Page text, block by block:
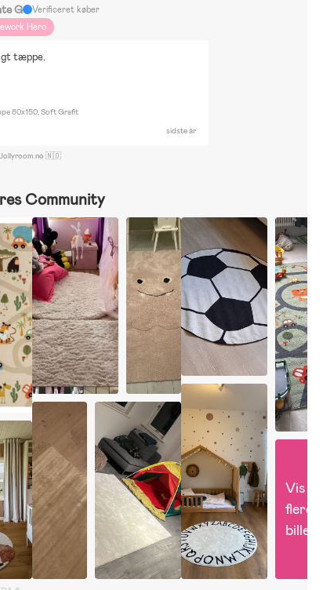
G
Verificeret køber
Hero
tæppe.
80x150, Soft Grafit
sidste år
🇳🇴
Community
Vis
flere